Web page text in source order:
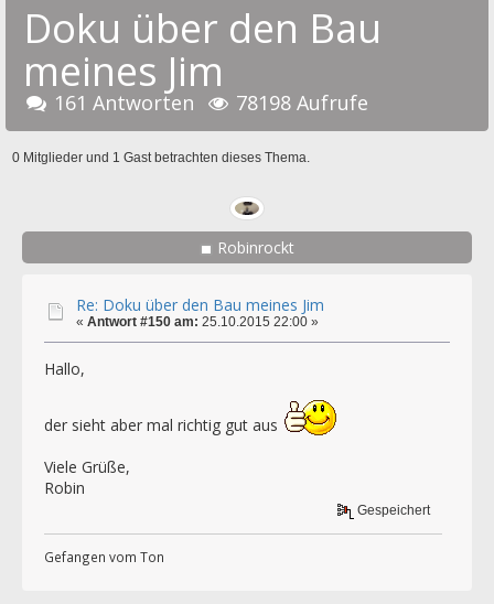
Doku über den Bau
meines Jim
161 Antworten 78198 Aufrufe
0 Mitglieder und 1 Gast betrachten dieses Thema.
Robinrockt
Re: Doku über den Bau meines Jim
« Antwort #150 am: 25.10.2015 22:00 »
Hallo,
der sieht aber mal richtig gut aus
Viele Grüße,
Robin
Gespeichert
Gefangen vom Ton